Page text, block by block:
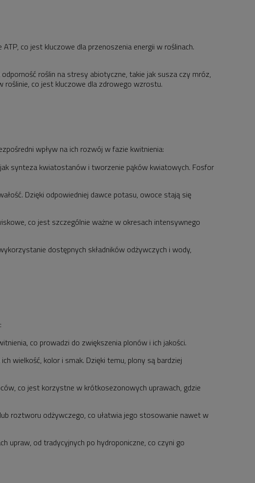
co jest kluczowe dla przenoszenia energii w roślinach.
roślin na stresy abiotyczne, takie jak susza czy mróz,
co jest kluczowe dla zdrowego wzrostu.
wpływ na ich rozwój w fazie kwitnienia:
synteza kwiatostanów i tworzenie pąków kwiatowych. Fosfor
Dzięki odpowiedniej dawce potasu, owoce stają się
co jest szczególnie ważne w okresach intensywnego
dostępnych składników odżywczych i wody,
co prowadzi do zwiększenia plonów i ich jakości.
wielkość, kolor i smak. Dzięki temu, plony są bardziej
co jest korzystne w krótkosezonowych uprawach, gdzie
roztworu odżywczego, co ułatwia jego stosowanie nawet w
upraw, od tradycyjnych po hydroponiczne, co czyni go